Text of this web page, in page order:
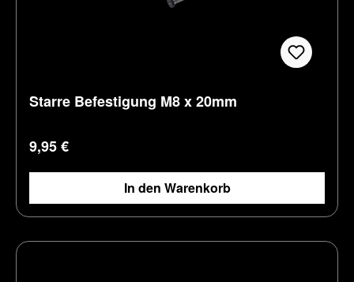
Starre Befestigung M8 x 20mm
Regulärer Preis:
9,95 €
In den Warenkorb